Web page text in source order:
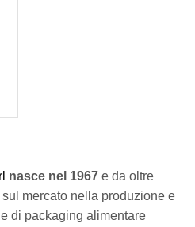
nasce nel 1967 e da oltre
mercato nella produzione e
di packaging alimentare